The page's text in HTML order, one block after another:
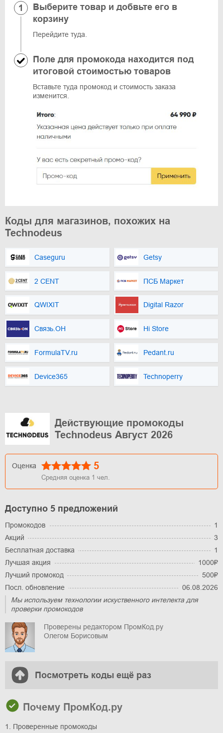
Выберите товар и добвьте его в
корзину
Перейдите туда.
Поле для промокода находится под
итоговой стоимостью товаров
Вставьте туда промокод и стоимость заказа
изменится.
Коды для магазинов, похожих на
Technodeus
Caseguru Getsy
2 CENT ПСБ Маркет
QWIXIT Digital Razor
Связь.ОН Hi Store
FormulaTV.ru Pedant.ru
Device365 Technoperry
Действующие промокоды
Technodeus Август 2026
Оценка 5
Средняя оценка 1 чел.
Доступно 5 предложений
Промокодов
1
Акций
3
Бесплатная доставка
1
Лучшая акция
1000₽
Лучший промокод
500₽
Посл. обновление
06.08.2026
Мы используем технологии искуственного интелекта для
проверки промокодов
Проверены редактором ПромКод.ру
Олегом Борисовым
Посмотреть коды ещё раз
Почему ПромКод.ру
1. Проверенные промокоды